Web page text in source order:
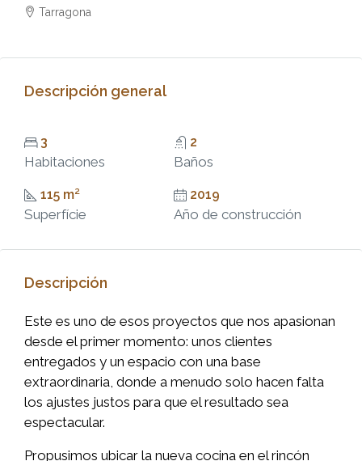
Tarragona
Descripción general
3
Habitaciones
2
Baños
115 m²
Superfície
2019
Año de construcción
Descripción
Este es uno de esos proyectos que nos apasionan
desde el primer momento: unos clientes
entregados y un espacio con una base
extraordinaria, donde a menudo solo hacen falta
los ajustes justos para que el resultado sea
espectacular.
Propusimos ubicar la nueva cocina en el rincón